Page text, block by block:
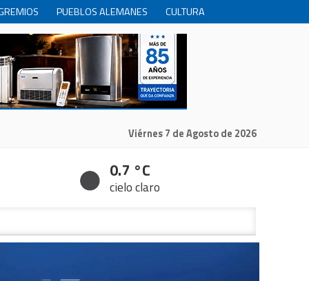
PUEBLOS ALEMANES
CULTURA
INTERNACIONALES PRODUCCION
Viérnes 7 de Agosto de 2026
0.7 °C
cielo claro